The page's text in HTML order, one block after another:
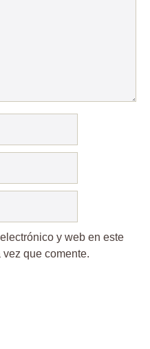
y web en este
que comente.